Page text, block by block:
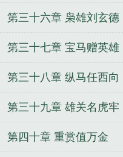
第三十六章 枭雄刘玄德
第三十七章 宝马赠英雄
第三十八章 纵马任西向
第三十九章 雄关名虎牢
第四十章 重赏值万金